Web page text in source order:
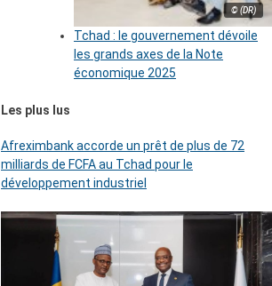
© (DR)
Tchad : le gouvernement dévoile
les grands axes de la Note
économique 2025
Les plus lus
Afreximbank accorde un prêt de plus de 72
milliards de FCFA au Tchad pour le
développement industriel